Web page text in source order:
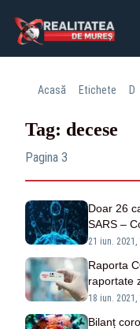
Acasă Etichete D
Tag: decese
Pagina 3
Doar 26
SARS –
21 iun. 2021,
Raporta
raportate
anterioare
18 iun. 2021,
Bilanț